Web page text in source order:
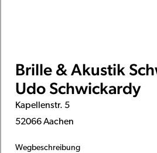
Brille & Akustik
Udo Schwickardy
Kapellenstr. 5
52066 Aachen
Wegbeschreibung